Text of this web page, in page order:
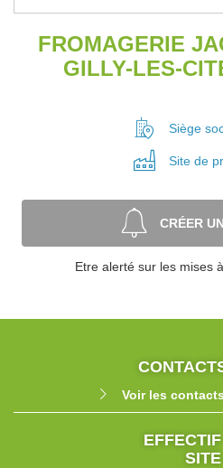
FROMAGERIE
GILLY-LES-
Siège
Site de
CRÉER
Etre alerté sur les mises
Voir les
EFFECTIF
SITE